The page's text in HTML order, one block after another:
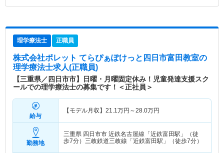
理学療法士 正職員
株式会社ポレット てらぴぁぽけっと四日市富田教室の
理学療法士求人(正職員)
【三重県／四日市市】日曜・月曜固定休み！児童発達支援スク
ールでの理学療法士の募集です！＜正社員＞
給与
【モデル月収】 21.1万円～28.0万円
勤務地
三重県 四日市市 近鉄名古屋線「近鉄富田駅」（徒
歩7分）三岐鉄道三岐線「近鉄富田駅」（徒歩7分）